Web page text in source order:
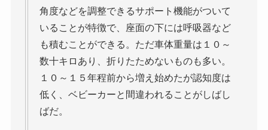
角度などを調整できるサポート機能がついて
いることが特徴で、座面の下には呼吸器など
も積むことができる。ただ車体重量は１０～
数十キロあり、折りたためないものも多い。
１０～１５年程前から増え始めたが認知度は
低く、ベビーカーと間違われることがしばし
ばだ。